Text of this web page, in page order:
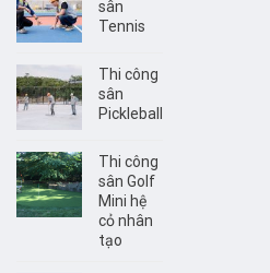
sân
Tennis
Thi công
sân
Pickleball
Thi công
sân Golf
Mini hệ
cỏ nhân
tạo